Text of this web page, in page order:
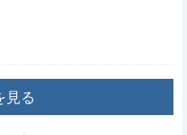
見る